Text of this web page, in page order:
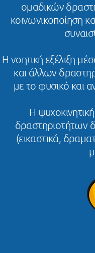
ομαδικών
κοινωνικοποίηση
Η νοητική εξέλιξη
και άλλων
με το φυσικό και
Η
δραστηριοτήτων
(εικαστικά,